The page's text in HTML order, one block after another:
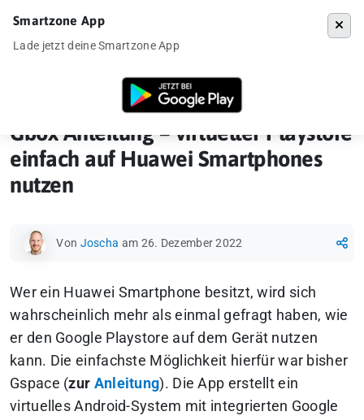
Gbox Anleitung – virtueller Playstore einfach
Gbox Anleitung – virtueller Playstore
einfach auf Huawei Smartphones
nutzen
Von Joscha am 26. Dezember 2022
Wer ein Huawei Smartphone besitzt, wird sich
wahrscheinlich mehr als einmal gefragt haben, wie
er den Google Playstore auf dem Gerät nutzen
kann. Die einfachste Möglichkeit hierfür war bisher
Gspace (zur Anleitung). Die App erstellt ein
virtuelles Android-System mit integrierten Google
Smartzone App
Lade jetzt deine Smartzone App